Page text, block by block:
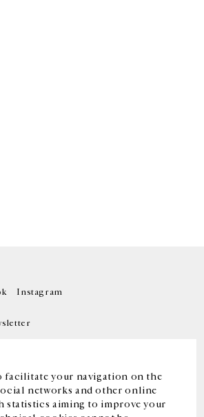
facilitate your navigation on the
networks and other online
statistics aiming to improve your
Instagram